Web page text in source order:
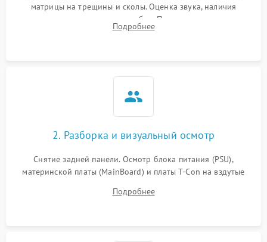
матрицы на трещины и сколы. Оценка звука, наличия
подсветки и индикаторов ошибок. Подключение тестовых
источников сигнала для выявления симптомов поломки.
Подробнее
2. Разборка и визуальный осмотр
Снятие задней панели. Осмотр блока питания (PSU),
материнской платы (MainBoard) и платы T-Con на вздутые
Проверка надежности фиксации и целостности шлейфов.
Подробнее